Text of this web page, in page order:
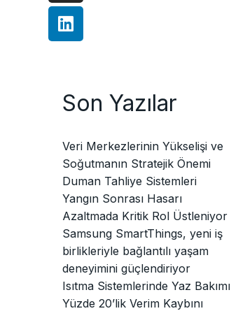
Son Yazılar
Veri Merkezlerinin Yükselişi ve
Soğutmanın Stratejik Önemi
Duman Tahliye Sistemleri
Yangın Sonrası Hasarı
Azaltmada Kritik Rol Üstleniyor
Samsung SmartThings, yeni iş
birlikleriyle bağlantılı yaşam
deneyimini güçlendiriyor
Isıtma Sistemlerinde Yaz Bakımı
Yüzde 20’lik Verim Kaybını